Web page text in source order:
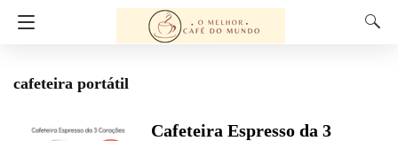
cafeteira portátil
Cafeteira Espresso da 3